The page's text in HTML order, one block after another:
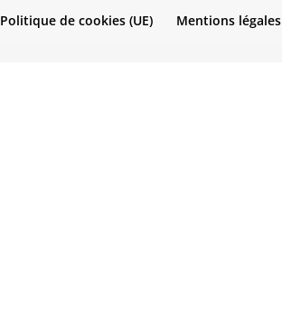
Politique de cookies (UE) Mentions légales